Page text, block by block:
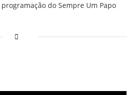
do Sempre Um Papo